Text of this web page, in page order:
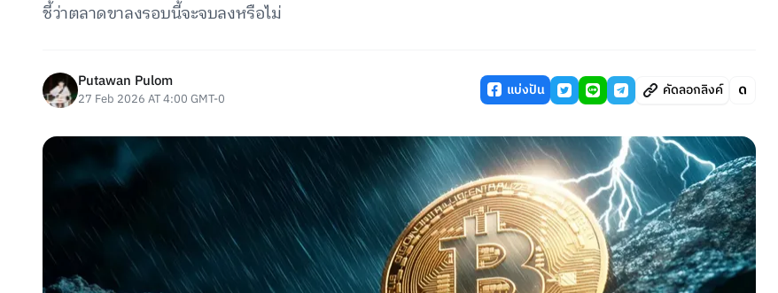
ชี้ว่าตลาดขาลงรอบนี้จะจบลงหรือไม่
Putawan Pulom
27 Feb 2026 AT 4:00 GMT-0 แบ่งปัน คัดลอกลิงค์